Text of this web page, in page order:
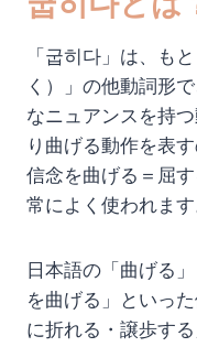
「굽히다」は、も
く）」の他動詞形
なニュアンスを持
り曲げる動作を表
信念を曲げる＝屈
常によく使われます
日本語の「曲げる
を曲げる」といっ
に折れる・譲歩す